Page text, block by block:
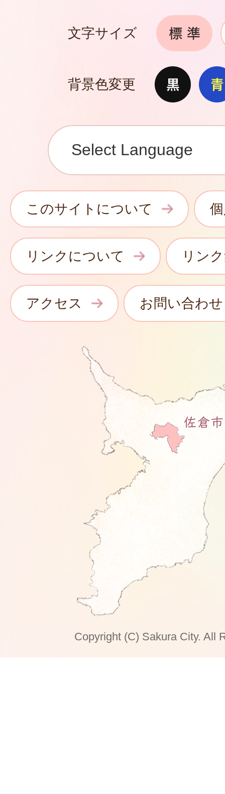
文字サイズ
背景色変更
このサイトについて
リンクについて リン
アクセス お問い合わせ
Copyright (C) Sakura City. All